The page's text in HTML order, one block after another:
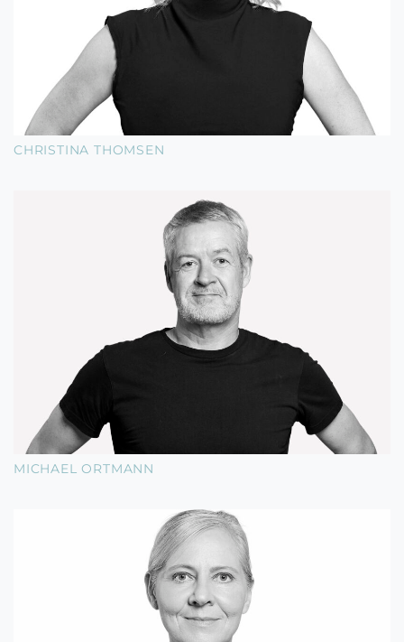
CHRISTINA THOMSEN
MICHAEL ORTMANN